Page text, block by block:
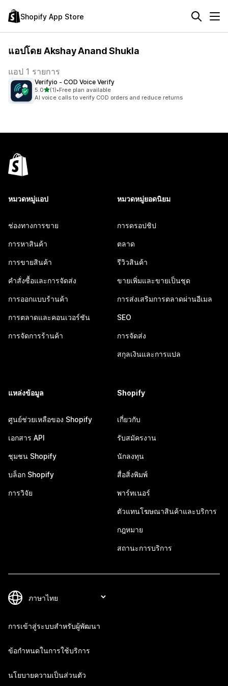
Shopify App Store
แอปโดย Akshay Anand Shukla
แอป 1 รายการ
Verifyio ‑ COD Voice Verify
5.0เต็ม 5 ดาว
(1)
ทั้งหมด 1 รีวิว
•Free plan available
AI voice calls to verify COD orders and reduce returns
หมวดหมู่แอป
ช่องทางการขาย
การหาสินค้า
การขายสินค้า
คำสั่งซื้อและการจัดส่ง
การออกแบบร้านค้า
การตลาดและคอนเวอร์ชัน
การจัดการร้านค้า
หมวดหมู่ยอดนิยม
การดรอปชิป
ตลาด
รีวิวสินค้า
ขายเพิ่มและขายเป็นชุด
การส่งเสริมการตลาดผ่านอีเมล
SEO
การจัดส่ง
สกุลเงินและการแปล
แหล่งข้อมูล
ศูนย์ช่วยเหลือของ Shopify
เอกสาร API
ชุมชน Shopify
บล็อก Shopify
การวิจัย
Shopify
เกี่ยวกับ
รับสมัครงาน
นักลงทุน
สื่อสิ่งพิมพ์
พาร์ทเนอร์
ตัวแทนโฆษณาสินค้าและบริการ
กฎหมาย
สถานะการบริการ
การเข้าสู่ระบบสำหรับผู้พัฒนา
ข้อกำหนดในการใช้บริการ
นโยบายความเป็นส่วนตัว